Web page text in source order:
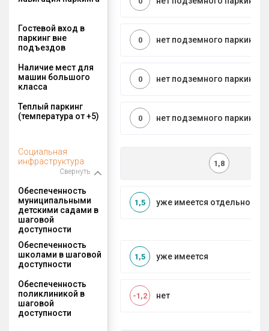
Гостевой вход в
паркинг вне
подъездов
нет подземного паркинга
0
Наличие мест для
машин большого
класса
нет подземного паркинга
0
Теплый паркинг
(температура от +5)
нет подземного паркинга
0
Социальная
инфраструктура
Свернуть
1,8
Обеспеченность
муниципальными
детскими садами в
шаговой
доступности
уже имеется
1,5
Обеспеченность
школами в шаговой
доступности
уже имеется
1,5
Обеспеченность
поликлиникой в
шаговой
доступности
нет
-1,2